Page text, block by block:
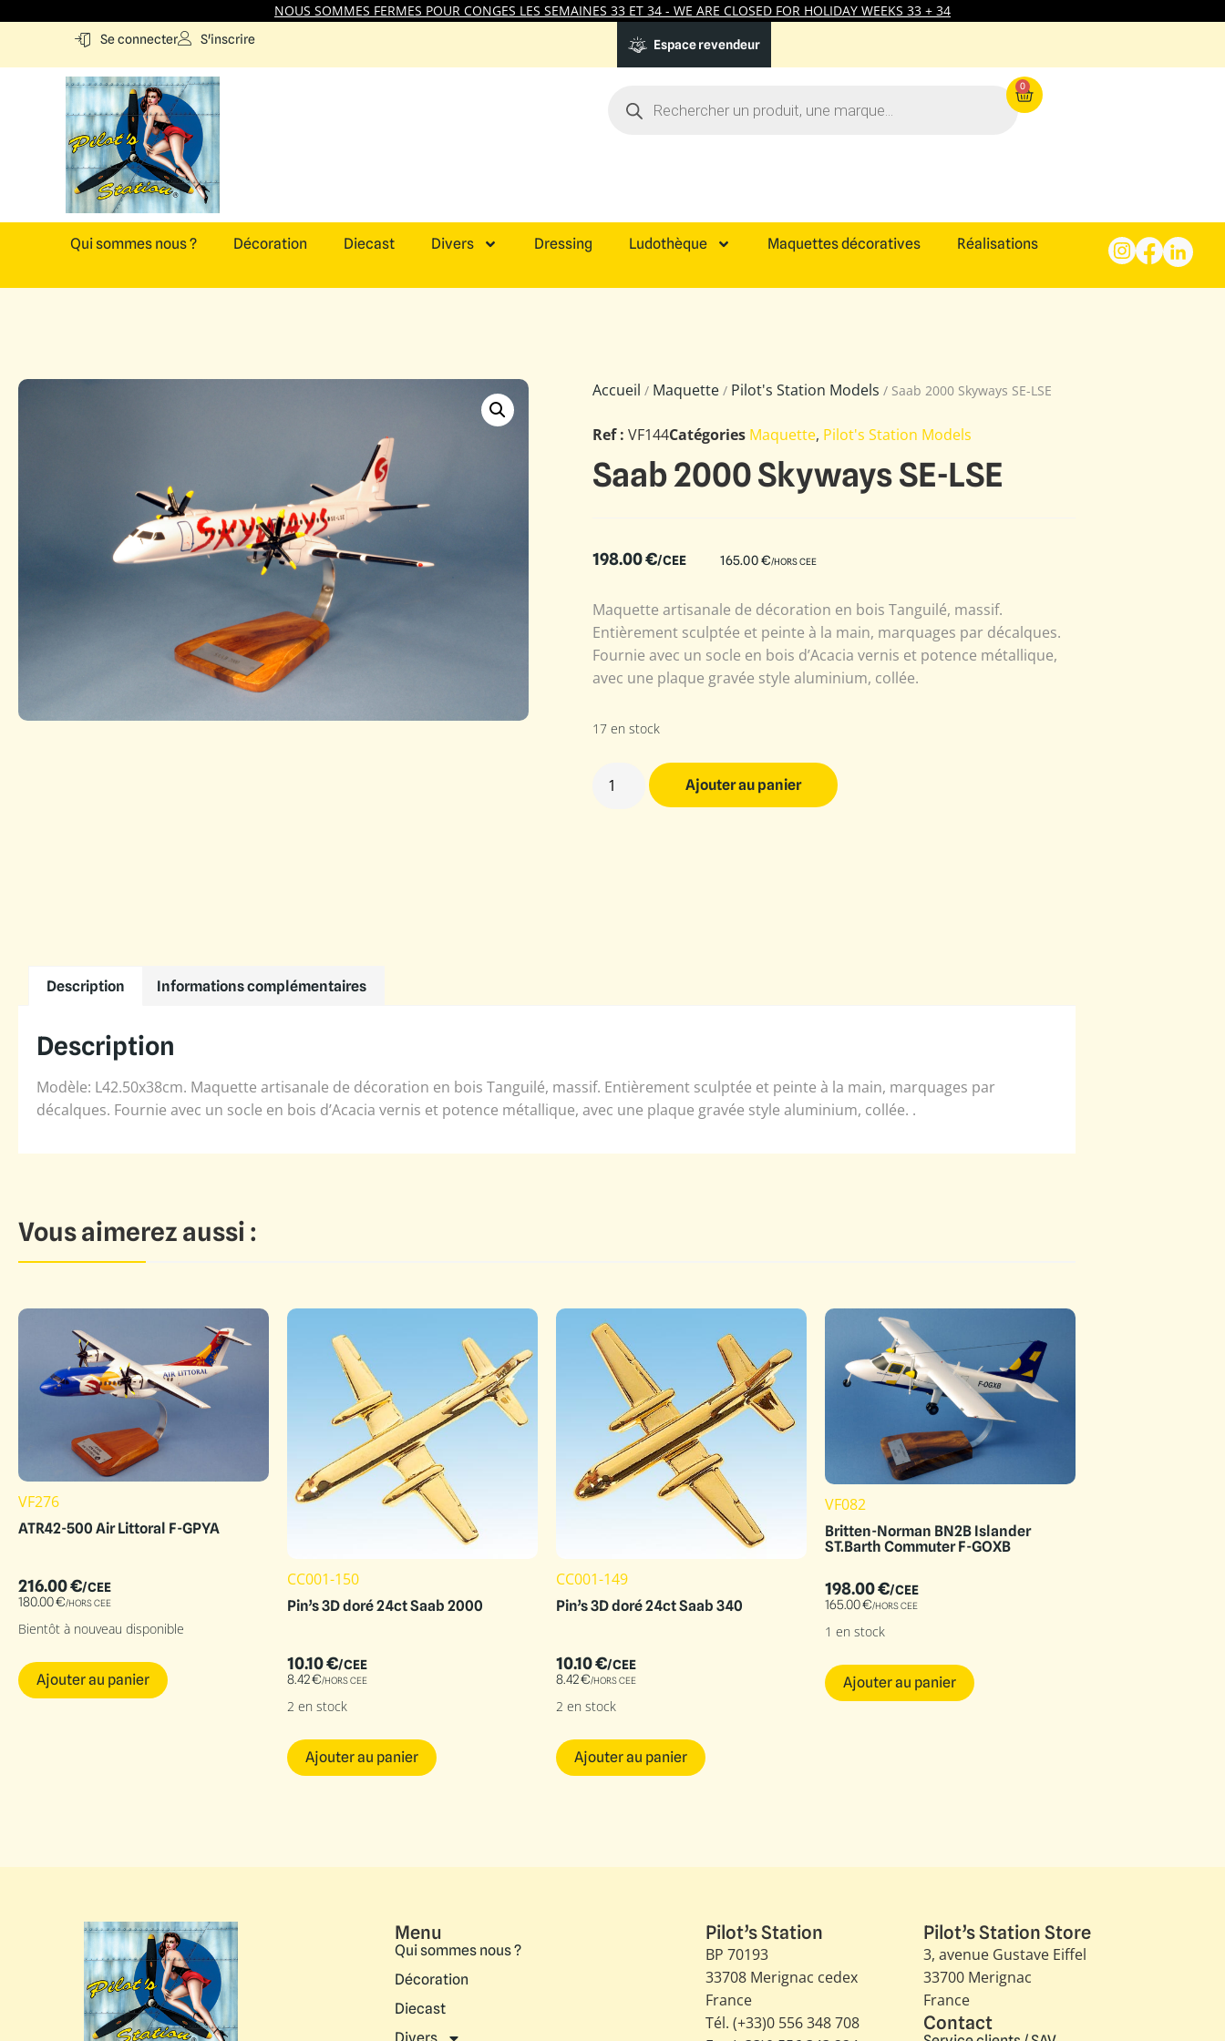
NOUS SOMMES FERMES POUR CONGES LES SEMAINES 33 ET 34 - WE ARE CLOSED FOR HOLIDAY WEEKS 33 + 34
Se connecter S'inscrire Espace revendeur
0
Qui sommes nous ? Décoration Diecast Divers Dressing Ludothèque Maquettes décoratives Réalisations
Accueil / Maquette / Pilot's Station Models / Saab 2000 Skyways SE-LSE
Ref : VF144Catégories Maquette, Pilot's Station Models
Saab 2000 Skyways SE-LSE
198.00€/CEE 165.00€/HORS CEE
Maquette artisanale de décoration en bois Tanguilé, massif.
Entièrement sculptée et peinte à la main, marquages par décalques.
Fournie avec un socle en bois d’Acacia vernis et potence métallique,
avec une plaque gravée style aluminium, collée.
17 en stock
Ajouter au panier
Description Informations complémentaires
Description
Modèle: L42.50x38cm. Maquette artisanale de décoration en bois Tanguilé, massif. Entièrement sculptée et peinte à la main, marquages par
décalques. Fournie avec un socle en bois d’Acacia vernis et potence métallique, avec une plaque gravée style aluminium, collée. .
Vous aimerez aussi :
VF276
ATR42-500 Air Littoral F-GPYA
216.00€/CEE
180.00€/HORS CEE
Bientôt à nouveau disponible
Ajouter au panier
CC001-150
Pin’s 3D doré 24ct Saab 2000
10.10€/CEE
8.42€/HORS CEE
2 en stock
Ajouter au panier
CC001-149
Pin’s 3D doré 24ct Saab 340
10.10€/CEE
8.42€/HORS CEE
2 en stock
Ajouter au panier
VF082
Britten-Norman BN2B Islander
ST.Barth Commuter F-GOXB
198.00€/CEE
165.00€/HORS CEE
1 en stock
Ajouter au panier
Menu
Qui sommes nous ?
Décoration
Diecast
Pilot’s Station
BP 70193
33708 Merignac cedex
France
Tél. (+33)0 556 348 708
Pilot’s Station Store
3, avenue Gustave Eiffel​
33700 Merignac
France
Contact